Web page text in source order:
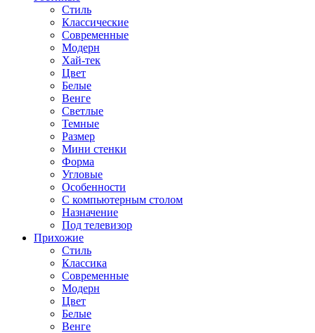
Стиль
Классические
Современные
Модерн
Хай-тек
Цвет
Белые
Венге
Светлые
Темные
Размер
Мини стенки
Форма
Угловые
Особенности
С компьютерным столом
Назначение
Под телевизор
Прихожие
Стиль
Классика
Современные
Модерн
Цвет
Белые
Венге